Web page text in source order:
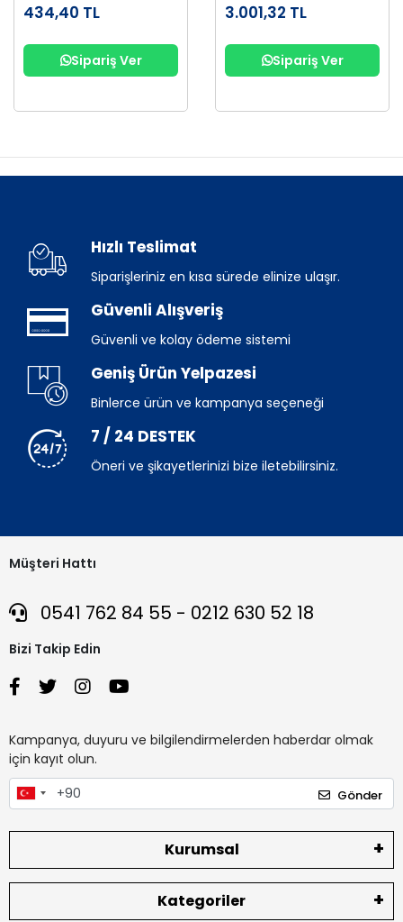
434,40 TL
Sipariş Ver
3.001,32 TL
Sipariş Ver
Hızlı Teslimat
Siparişleriniz en kısa sürede elinize ulaşır.
Güvenli Alışveriş
Güvenli ve kolay ödeme sistemi
Geniş Ürün Yelpazesi
Binlerce ürün ve kampanya seçeneği
7 / 24 DESTEK
Öneri ve şikayetlerinizi bize iletebilirsiniz.
Müşteri Hattı
0541 762 84 55 - 0212 630 52 18
Bizi Takip Edin
Kampanya, duyuru ve bilgilendirmelerden haberdar olmak
için kayıt olun.
Gönder
Kurumsal
Kategoriler